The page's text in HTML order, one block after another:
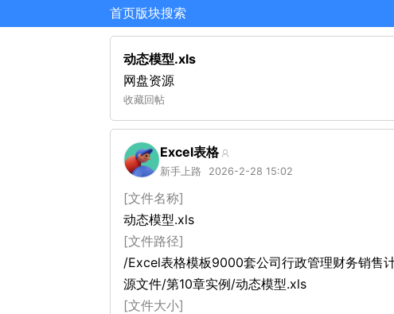
首页版块搜索
动态模型.xls
网盘资源
收藏回帖
Excel表格
新手上路 2026-2-28 15:02
[文件名称]
动态模型.xls
[文件路径]
/Excel表格模板9000套公司行政管理财务销售
源文件/第10章实例/动态模型.xls
[文件大小]